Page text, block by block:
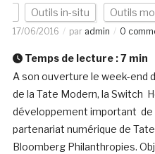
Outils in-situ Outils
17/06/2016 par admin 0
Temps de lecture :7 min
A son ouverture le week-end
de la Tate Modern, la Switch
développement important de
partenariat numérique de
Bloomberg Philanthropies.